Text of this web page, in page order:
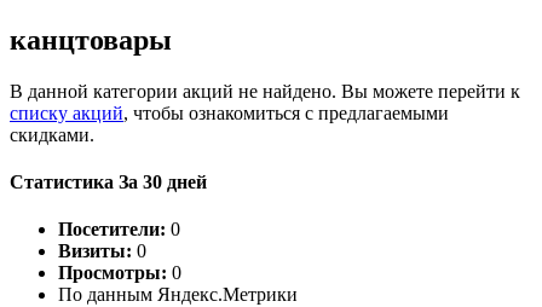
канцтовары
В данной категории акций не найдено. Вы можете перейти к
списку акций, чтобы ознакомиться с предлагаемыми
скидками.
Статистика За 30 дней
Посетители: 0
Визиты: 0
Просмотры: 0
По данным Яндекс.Метрики